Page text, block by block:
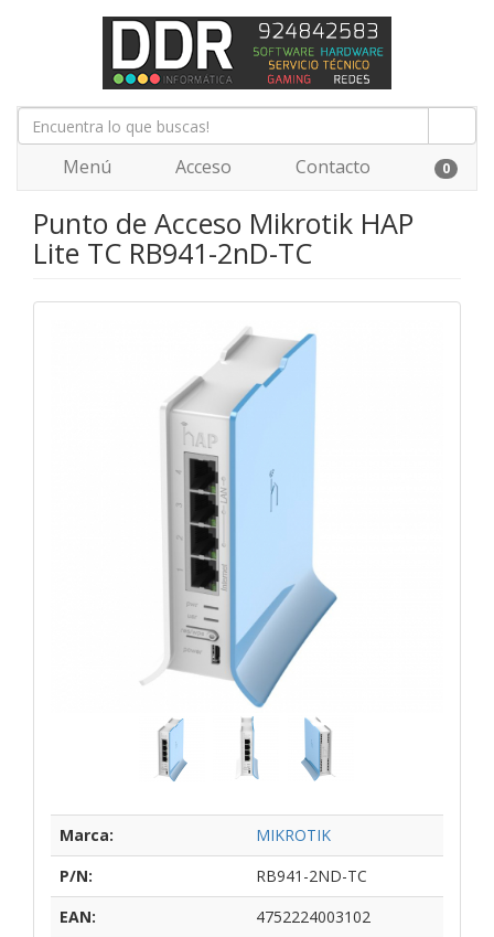
Menú Acceso Contacto 0
Punto de Acceso Mikrotik HAP
Lite TC RB941-2nD-TC
Marca:
MIKROTIK
P/N:
RB941-2ND-TC
EAN:
4752224003102